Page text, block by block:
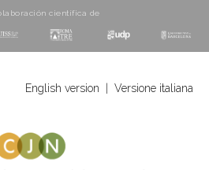
cientí­fica de
English version Versione italiana